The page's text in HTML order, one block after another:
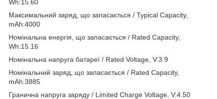
Wh:15.60
Максимальний заряд, що запасається / Typical Capacity,
mAh:4000
Номінальна енергія, що запасається / Rated Capacity,
Wh:15.16
Номінальна напруга батареї / Rated Voltage, V:3.9
Номінальний заряд, що запасається / Rated Capacity,
mAh:3885
Гранична напруга заряду / Limited Charge Voltage, V:4.50